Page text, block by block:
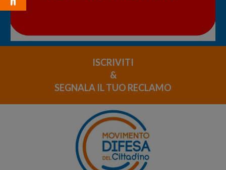
ISCRIVITI
&
SEGNALA IL TUO RECLAMO